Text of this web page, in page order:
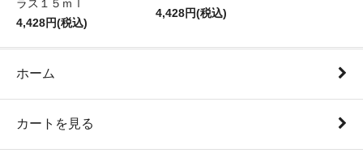
ラス１５ｍｌ
4,428円(税込)
4,428円(税込)
ホーム
カートを見る